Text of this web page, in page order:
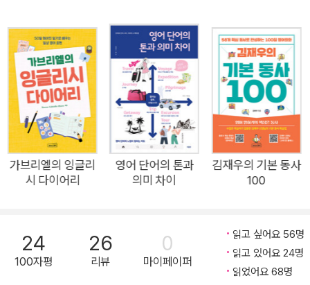
분들이 많이 해소되고 있습니다.” “영국에 사는데, 강의가 정말
최고네요. 일단 예문과 표현들이 놀라울 정도로 생활 영어입니
다.” “애매해서 대충 뭉갰던 표현들을 정확하게 알려주셔서 큰 도
움 받고 있습니다.” 구독자 150만 명의 ‘인생 영어 선생님’으로
꼽히는 ‘빨모쌤(빨간모자쌤)’의 첫 책 『빨모쌤의 라이브 영어회
화』가 드디어 출간되었다. 바람직한 영어 공부 마인드부터 빨모
쌤이 엄선한 핵심 영어 표현 75개를 한 권에 총망라했다. 「PART
1. 학습 가이드」는 “쉽고 빠르게 영어를 배울 수 있는 방법은 없
을 토대로, 학습자들이 올바른 방향으로 노력을 기울이게 하는 공
부 습관과 태도에 대해 자세히 다룬다. 「PART 2. 연습 가이드」는
가브리엘의 잉글리
시 다이어리
영어 단어의 톤과
의미 차이
김재우의 기본 동사
100
24
100자평
26
리뷰
0
마이페이퍼
읽고 싶어요 56명
읽고 있어요 24명
읽었어요 68명